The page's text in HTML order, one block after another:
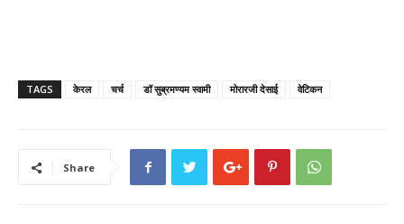
TAGS केरल चर्च डॉ सुब्रमण्यम स्वामी मोरारजी देसाई वेटिकन
Share